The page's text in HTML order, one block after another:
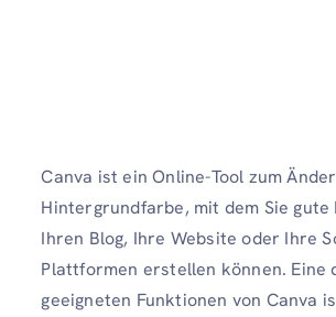
Canva ist ein Online-Tool zum
Hintergrundfarbe, mit dem Sie gute
Ihren Blog, Ihre Website oder Ihre
Plattformen erstellen können. Eine
geeigneten Funktionen von Canva